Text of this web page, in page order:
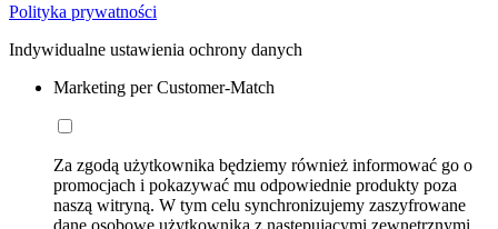
Polityka prywatności
Indywidualne ustawienia ochrony danych
Marketing per Customer-Match
Za zgodą użytkownika będziemy również informować go o
promocjach i pokazywać mu odpowiednie produkty poza
naszą witryną. W tym celu synchronizujemy zaszyfrowane
dane osobowe użytkownika z następującymi zewnętrznymi